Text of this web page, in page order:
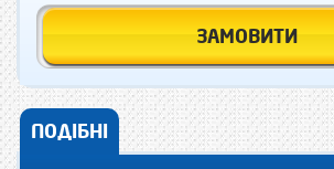
ЗАМОВИТИ
ПОДІБНІ